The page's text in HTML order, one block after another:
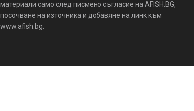
материали само след писмено съгласие на AFISH.BG,
посочване на източника и добавяне на линк към
www.afish.bg.